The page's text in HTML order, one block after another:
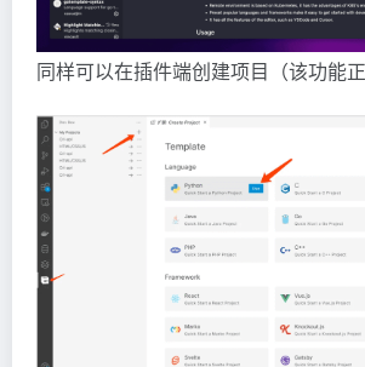
同样可以在插件端创建项目（该功能正